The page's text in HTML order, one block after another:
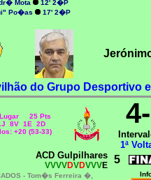
Mota
12' 2�P
Po�as
17' 2�P
do Grupo Desportivo
Lugar 25 Pts
8V 1E 2D
+20 (53-33)
4
1ª
ACD Gulpilhares
VVVVDVDVVVE 5
- Tom�s Ferreira �,